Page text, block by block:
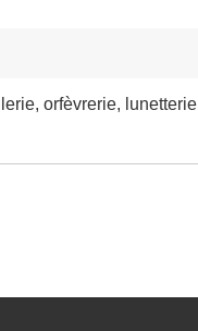
orfèvrerie, lunetterie